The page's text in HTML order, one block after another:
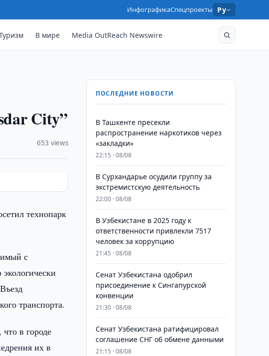
ИнфографикаСпецпроекты Ру
В мире Media OutReach Newswire
City”
653 views
технопарк
с
транспорта.
в городе
их в
ПОСЛЕДНИЕ НОВОСТИ
В Ташкенте пресекли
распространение наркотиков через
«закладки»
22:15 · 08/08
В Сурхандарье осудили группу за
экстремистскую деятельность
22:00 · 08/08
В Узбекистане в 2025 году к
ответственности привлекли 7517
человек за коррупцию
21:45 · 08/08
Сенат Узбекистана одобрил
присоединение к Сингапурской
конвенции
21:30 · 08/08
Сенат Узбекистана ратифицировал
соглашение СНГ об обмене данными
21:15 · 08/08